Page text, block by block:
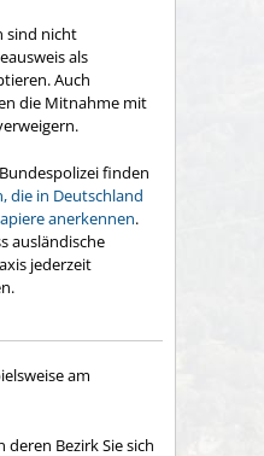
sind nicht
als
Auch
die Mitnahme mit
finden
die in Deutschland
anerkennen.
ausländische
jederzeit
am
Bezirk Sie sich